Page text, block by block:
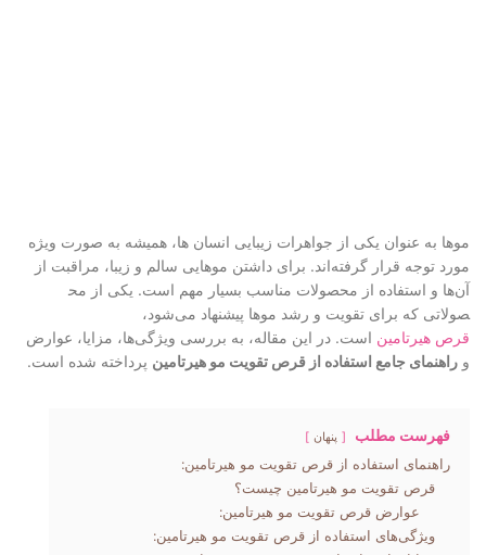
موها به عنوان یکی از جواهرات ز یبایی انسان ها، همیشه به صورت ویژه
مورد توجه قرار گرفته‌اند. برای داشتن موهایی سالم و زیبا، مراقبت از
آن‌ها و استفاده از محصولات مناسب بسیار مهم است. یکی از مح
صولاتی که برای تقویت و رشد موها پیشنهاد می‌شود،
قرص هیرتامین است. در این مقاله، به بررسی ویژگی‌ها، مزایا، عوارض
و راهنمای جامع استفاده از قرص تقویت مو هیرتامین پرداخته شده است.
فهرست مطلب پنهان
راهنمای استفاده از قرص تقویت مو هیرتامین:
قرص تقویت مو هیرتامین چیست؟
عوارض قرص تقویت مو هیرتامین:
ویژگی‌های استفاده از قرص تقویت مو هیرتامین: